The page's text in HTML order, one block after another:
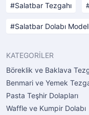
Salatbar Tezgahı
Salatbar Dolabı
KATEGORİLER
Böreklik ve Baklava
Benmari ve Yemek
Pasta Teşhir Dolapları
Waffle ve Kumpir Dolabı